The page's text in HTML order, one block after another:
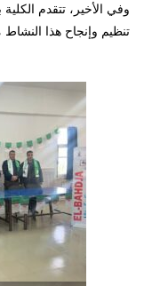
وفي الأخير، تتقدم
تنظيم وإنجاح هذا